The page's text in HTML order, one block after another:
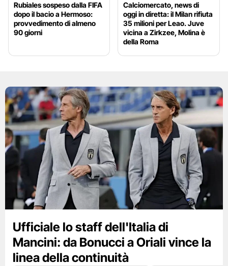
Rubiales sospeso dalla FIFA
dopo il bacio a Hermoso:
provvedimento di almeno
90 giorni
Calciomercato, news di
oggi in diretta: il Milan rifiuta
35 milioni per Leao. Juve
vicina a Zirkzee, Molina è
della Roma
Ufficiale lo staff dell'Italia di
Mancini: da Bonucci a Oriali vince la
linea della continuità